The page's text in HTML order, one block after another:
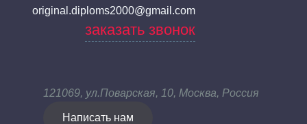
original.diploms2000@gmail.com
заказать звонок
121069, ул.Поварская, 10, Москва, Россия
Написать нам